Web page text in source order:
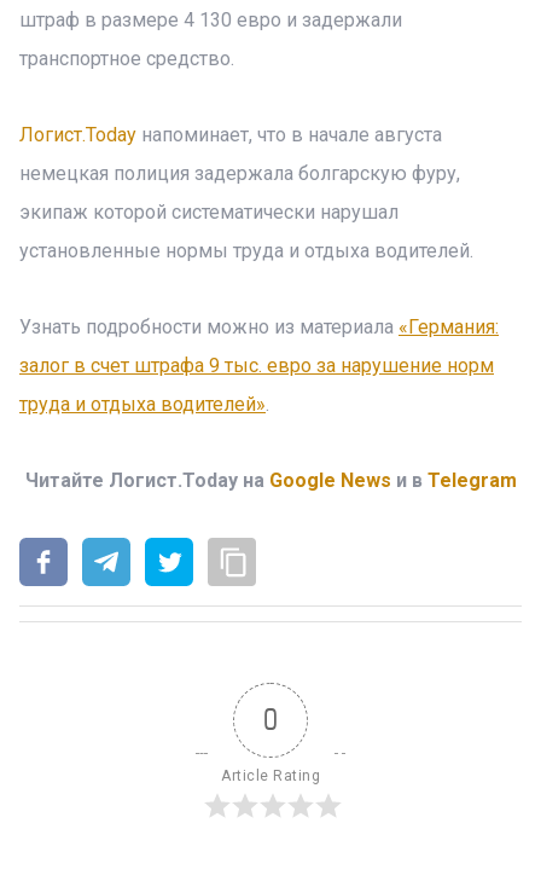
штраф в размере 4 130 евро и задержали
транспортное средство.
Логист.Today напоминает, что в начале августа
немецкая полиция задержала болгарскую фуру,
экипаж которой систематически нарушал
установленные нормы труда и отдыха водителей.
Узнать подробности можно из материала «Германия:
залог в счет штрафа 9 тыс. евро за нарушение норм
труда и отдыха водителей».
Читайте Логист.Today на Google News и в Telegram
0
Article Rating